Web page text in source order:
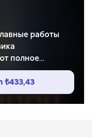
работы
полное
взглядах на
времени»
чёрные дыры
краткая
₺433,43